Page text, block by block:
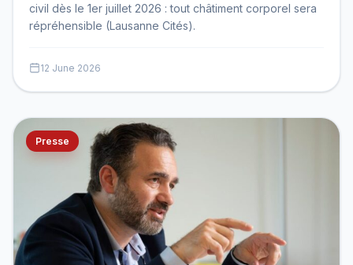
civil dès le 1er juillet 2026 : tout châtiment corporel sera
répréhensible (Lausanne Cités).
12 June 2026
Presse